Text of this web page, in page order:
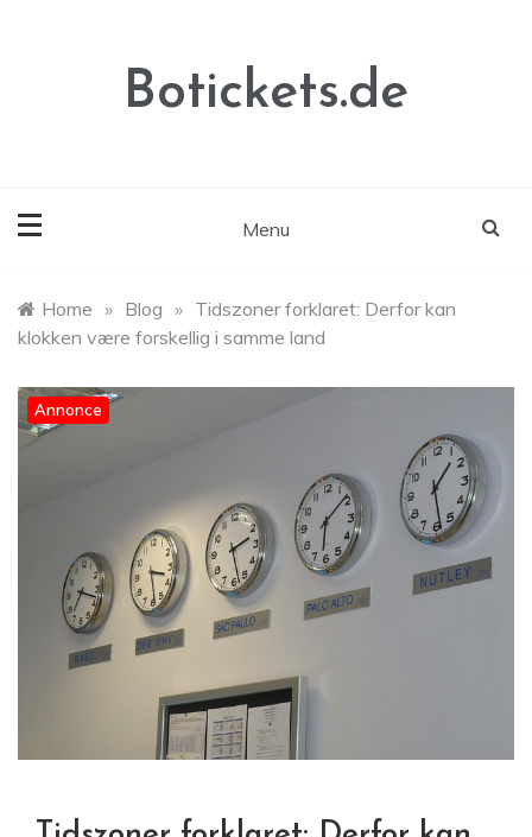
Botickets.de
Menu
Home » Blog » Tidszoner forklaret: Derfor kan
klokken være forskellig i samme land
Annonce